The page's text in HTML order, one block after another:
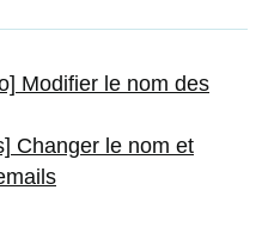
Modifier le nom des
Changer le nom et